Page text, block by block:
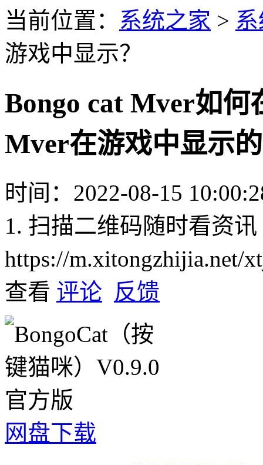
当前位置： 系统之家 >
游戏中显示？
Bongo cat Mver如何
Mver在游戏中显示
时间：2022-08-15
1. 扫描二维码随时看资讯
https://m.xitongzhijia.net/
查看 评论 反馈
网盘下载